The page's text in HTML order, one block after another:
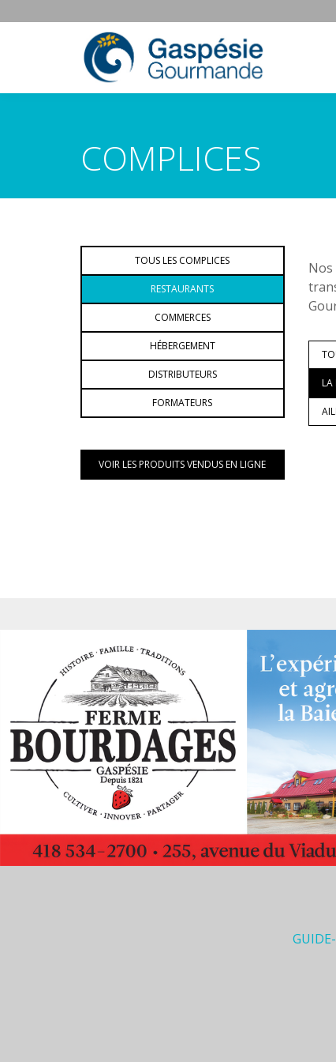
COMPLICES
TOUS LES COMPLICES
RESTAURANTS
COMMERCES
HÉBERGEMENT
DISTRIBUTEURS
FORMATEURS
VOIR LES PRODUITS VENDUS EN LIGNE
LA